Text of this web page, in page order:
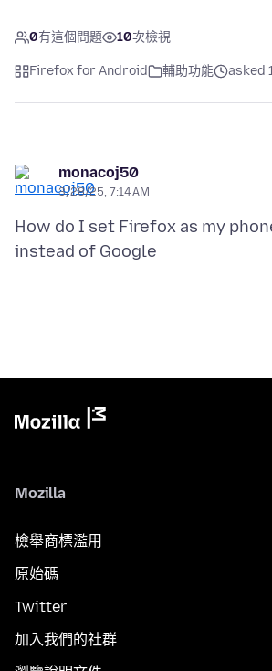
0有這個問題 10次檢視
Firefox for Android 輔助功能 asked
monacoj50
3/28/25, 7:14 AM
How do I set Firefox as my
Mozilla
檢舉商標濫用
原始碼
Twitter
加入我們的社群